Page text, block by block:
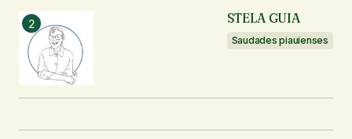
Seu e-mail
Enviar comentário
STELA GUIA
Saudades piauienses